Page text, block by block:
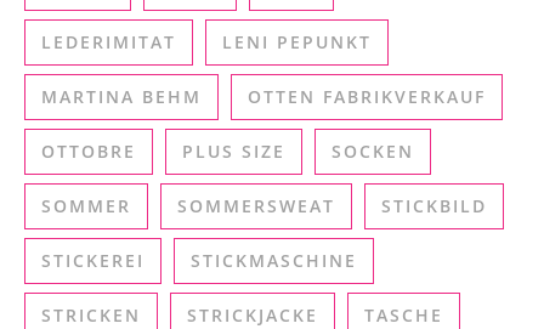
LEDERIMITAT LENI PEPUNKT
MARTINA BEHM OTTEN FABRIKVERKAUF
OTTOBRE PLUS SIZE SOCKEN
SOMMER SOMMERSWEAT STICKBILD
STICKEREI STICKMASCHINE
STRICKEN STRICKJACKE TASCHE